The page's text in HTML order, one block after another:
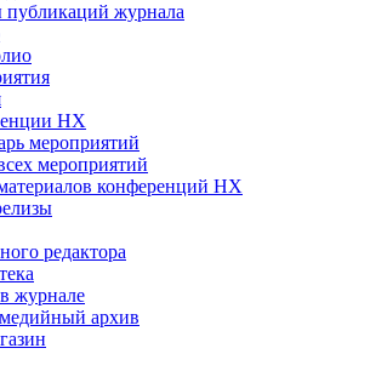
журнала
НХ
мероприятий
мероприятий
конференций НХ
редактора
журнале
архив